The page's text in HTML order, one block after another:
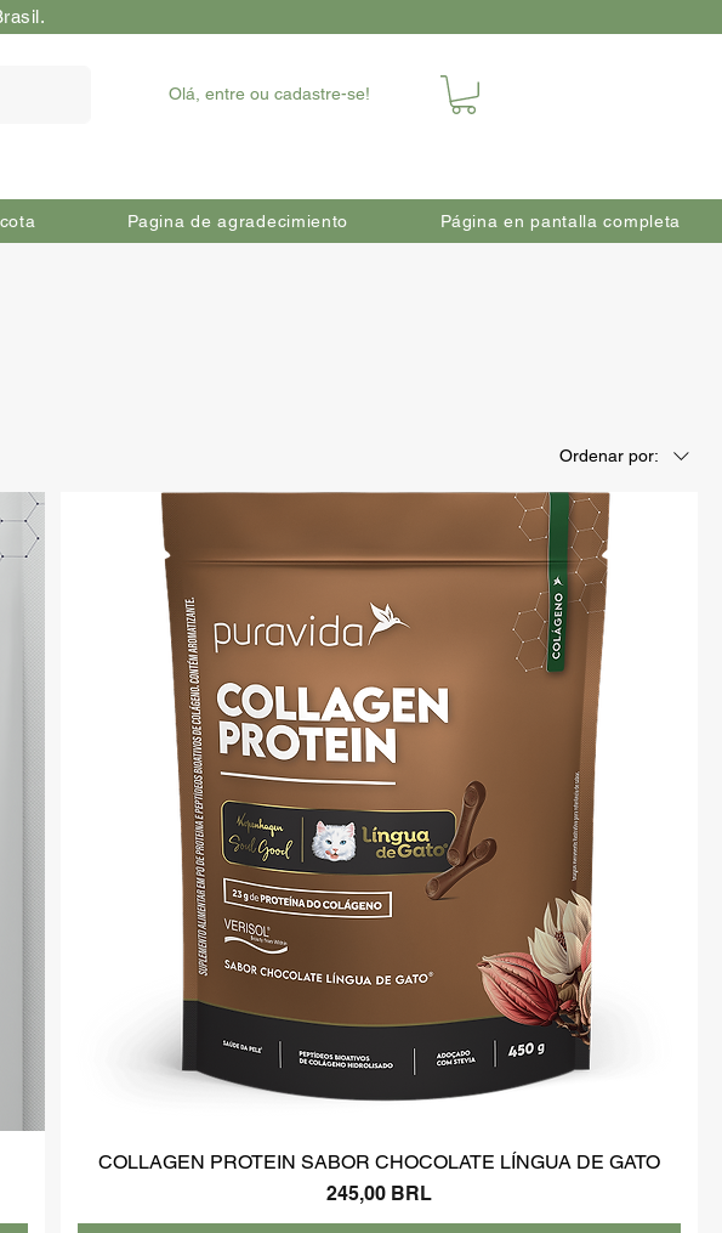
Olá, entre ou cadastre-se!
Pagina de agradecimiento Página en pantalla completa
Ordenar por:
COLLAGEN PROTEIN SABOR CHOCOLATE LÍNGUA DE GATO
Precio
245,00 BRL